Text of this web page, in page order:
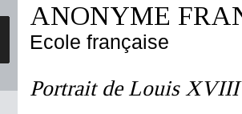
ANONYME
Ecole française
Portrait de Louis XVIII